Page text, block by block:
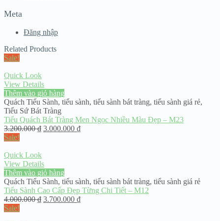
Meta
Đăng nhập
Related Products
Sale!
Quick Look
View Details
Thêm vào giỏ hàng
Quách Tiểu Sành, tiểu sành, tiểu sành bát tràng, tiểu sành giá rẻ,
Tiểu Sứ Bát Tràng
Tiểu Quách Bát Tràng Men Ngọc Nhiều Màu Đẹp – M23
3.200.000₫ 3.000.000 ₫
Sale!
Quick Look
View Details
Thêm vào giỏ hàng
Quách Tiểu Sành, tiểu sành, tiểu sành bát tràng, tiểu sành giá rẻ
Tiểu Sành Cao Cấp Đẹp Từng Chi Tiết – M12
4.000.000₫ 3.700.000 ₫
Sale!